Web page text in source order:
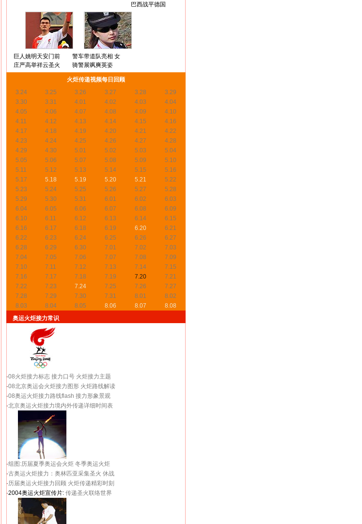
巴西战平德国
巨人姚明天安门前
庄严高举祥云圣火
警车带道队亮相 女
骑警展飒爽英姿
火炬传递视频每日回顾
3.24
3.25 3.26 3.27 3.28
3.29
3.30
3.31 4.01 4.02 4.03
4.04
4.05
4.06 4.07 4.08 4.09
4.10
4.11
4.12 4.13 4.14 4.15
4.16
4.17
4.18 4.19 4.20 4.21
4.22
4.23
4.24 4.25 4.26 4.27
4.28
4.29
4.30 5.01 5.02 5.03
5.04
5.05
5.06 5.07 5.08 5.09
5.10
5.11
5.12 5.13 5.14 5.15
5.16
5.17
5.18 5.19 5.20 5.21
5.22
5.23
5.24 5.25 5.26 5.27
5.28
5.29
5.30 5.31 6.01 6.02
6.03
6.04
6.05 6.06 6.07 6.08
6.09
6.10
6.11 6.12 6.13 6.14
6.15
6.16
6.17 6.18 6.19 6.20
6.21
6.22
6.23 6.24 6.25 6.26
6.27
6.28
6.29 6.30 7.01 7.02
7.03
7.04
7.05 7.06 7.07 7.08
7.09
7.10
7.11 7.12 7.13 7.14
7.15
7.16
7.17 7.18 7.19 7.20
7.21
7.22
7.23 7.24 7.25 7.26
7.27
7.28
7.29 7.30 7.31 8.01
8.02
8.03
8.04 8.05 8.06 8.07
8.08
奥运火炬接力常识
·08火炬接力标志 接力口号 火炬接力主题
·08北京奥运会火炬接力图形 火炬路线解读
·08奥运火炬接力路线flash 接力形象景观
·北京奥运火炬接力境内外传递详细时间表
·组图:历届夏季奥运会火炬 冬季奥运火炬
·古奥运火炬接力：奥林匹亚采集圣火 休战
·历届奥运火炬接力回顾 火炬传递精彩时刻
·2004奥运火炬宣传片: 传递圣火联络世界